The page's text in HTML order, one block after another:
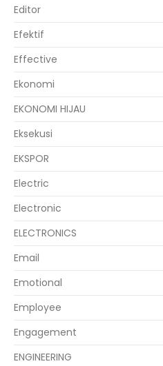
Editor
Efektif
Effective
Ekonomi
EKONOMI HIJAU
Eksekusi
EKSPOR
Electric
Electronic
ELECTRONICS
Email
Emotional
Employee
Engagement
ENGINEERING